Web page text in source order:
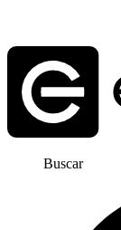
Buscar